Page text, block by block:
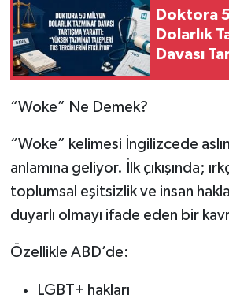
Doktora
Dolarlık
Davası
“Woke” Ne Demek?
“Woke” kelimesi İngilizcede
anlamına geliyor. İlk çıkışında;
toplumsal eşitsizlik ve insan
duyarlı olmayı ifade eden bir
Özellikle ABD’de:
LGBT+ hakları